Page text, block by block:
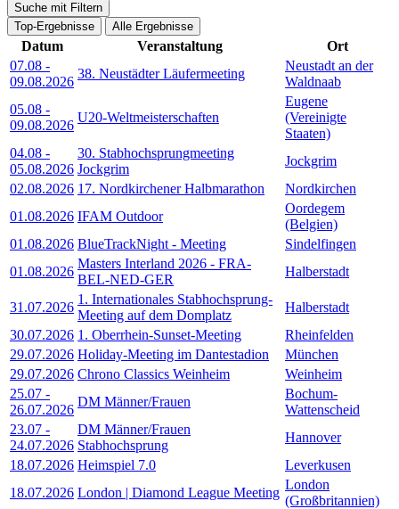
Suche mit Filtern
Top-Ergebnisse
Alle Ergebnisse
Datum Veranstaltung
Ort
07.08 -
09.08.2026
38. Neustädter Läufermeeting
Neustadt an der
Waldnaab
05.08 -
09.08.2026
U20-Weltmeisterschaften
Eugene
(Vereinigte
Staaten)
04.08 -
05.08.2026
30. Stabhochsprungmeeting
Jockgrim
Jockgrim
02.08.2026 17. Nordkirchener Halbmarathon
Nordkirchen
01.08.2026 IFAM Outdoor
Oordegem
(Belgien)
01.08.2026 BlueTrackNight - Meeting
Sindelfingen
01.08.2026
Masters Interland 2026 - FRA-
BEL-NED-GER
Halberstadt
31.07.2026
1. Internationales Stabhochsprung-
Meeting auf dem Domplatz
Halberstadt
30.07.2026 1. Oberrhein-Sunset-Meeting
Rheinfelden
29.07.2026 Holiday-Meeting im Dantestadion
München
29.07.2026 Chrono Classics Weinheim
Weinheim
25.07 -
26.07.2026
DM Männer/Frauen
Bochum-
Wattenscheid
23.07 -
24.07.2026
DM Männer/Frauen
Stabhochsprung
Hannover
18.07.2026 Heimspiel 7.0
Leverkusen
18.07.2026 London | Diamond League Meeting
London
(Großbritannien)